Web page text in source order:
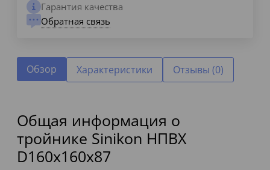
Гарантия качества
Обратная связь
Обзор Характеристики Отзывы (0)
Общая информация о
тройнике Sinikon НПВХ
D160x160x87